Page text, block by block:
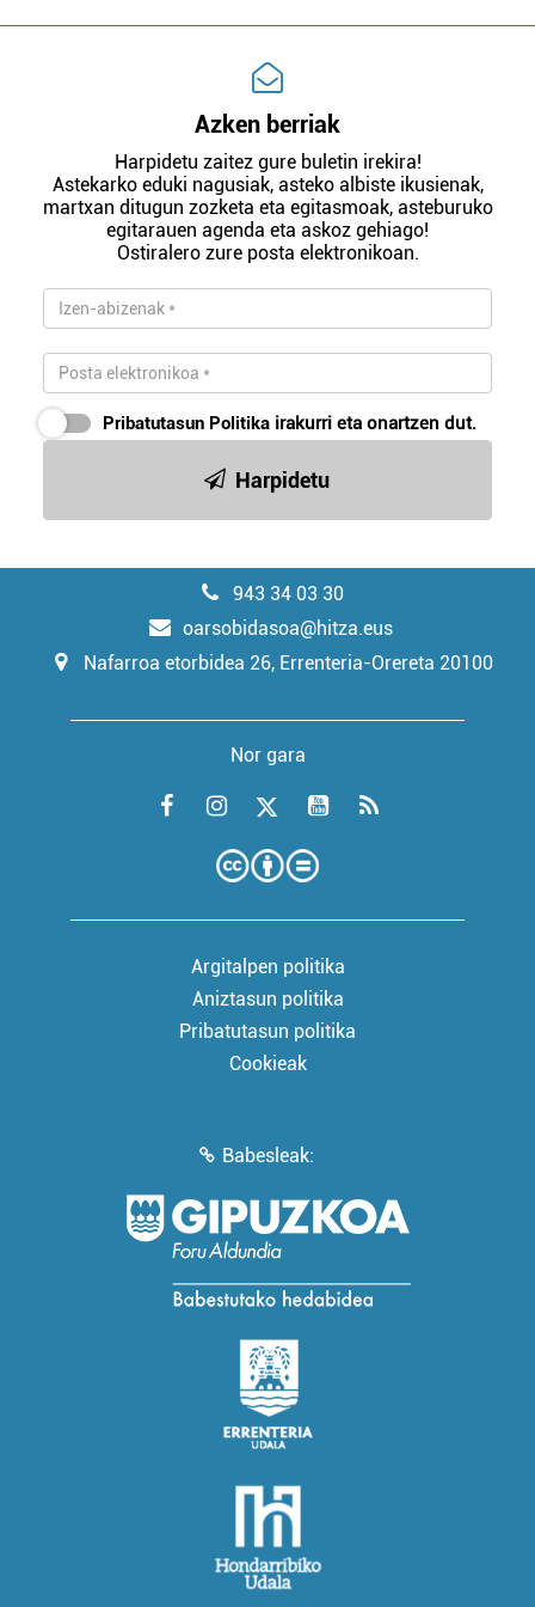
Azken berriak
Harpidetu zaitez gure buletin irekira!
Astekarko eduki nagusiak, asteko albiste ikusienak,
martxan ditugun zozketa eta egitasmoak, asteburuko
egitarauen agenda eta askoz gehiago!
Ostiralero zure posta elektronikoan.
Pribatutasun Politika irakurri eta onartzen dut.
Harpidetu
943 34 03 30
oarsobidasoa@hitza.eus
Nafarroa etorbidea 26, Errenteria-Orereta 20100
Nor gara
Argitalpen politika
Aniztasun politika
Pribatutasun politika
Cookieak
Babesleak: